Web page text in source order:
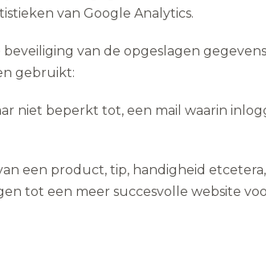
van Google Analytics.
van de opgeslagen
gebruikt:
niet beperkt tot, een mail waarin
een product, tip, handigheid
tot een meer succesvolle website